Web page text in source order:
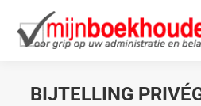
BIJTELLING